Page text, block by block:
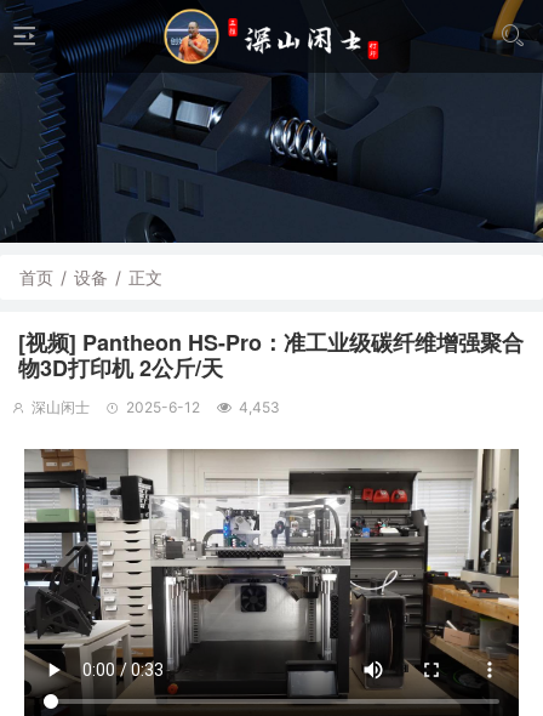
首页 / 设备 / 正文
[视频] Pantheon HS-Pro：准工业级碳纤维增强聚合
物3D打印机 2公斤/天
深山闲士 2025-6-12 4,453